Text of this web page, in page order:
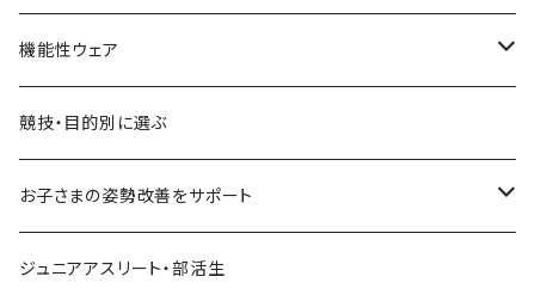
Type-S Suzumebachi
スパークユーボディケアスプレー
スパークユーマッサージローション
重心ソックスショート
重心ソックスロング
ビーダッシュシリーズ
カーフカバートルネード
履くだけBダッシュ
アスリートシリーズ
ネックウォーマー
機能性ウェア
インナーウェア
インナーシャツ
インナーパンツ
競技・目的別に選ぶ
お子さまの姿勢改善をサポート
重心ソックス | ショート
ジュニアアスリート・部活生